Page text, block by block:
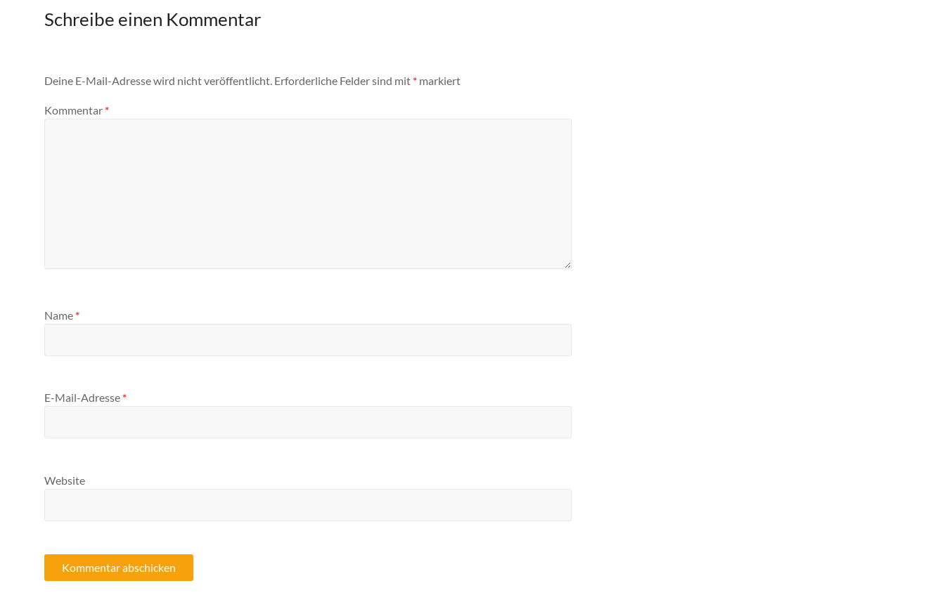
Schreibe einen Kommentar
Deine E-Mail-Adresse wird nicht veröffentlicht. Erforderliche Felder sind mit * markiert
Kommentar *
Name *
E-Mail-Adresse *
Website